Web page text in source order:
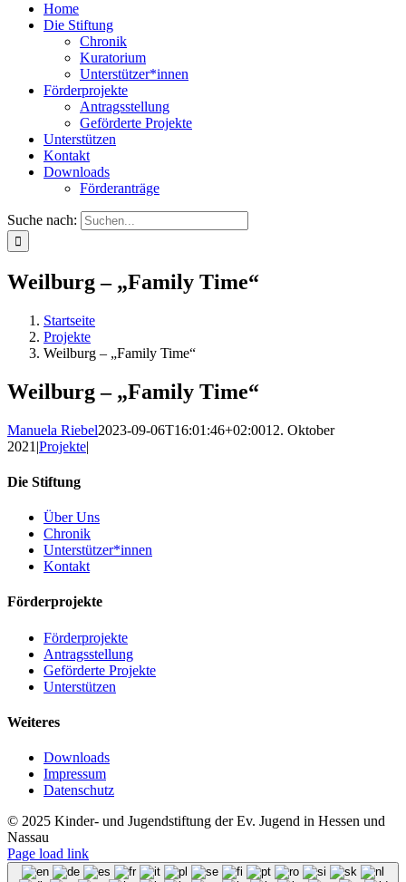
Home
Die Stiftung
Chronik
Kuratorium
Unterstützer*innen
Förderprojekte
Antragsstellung
Geförderte Projekte
Unterstützen
Kontakt
Downloads
Förderanträge
Suche nach:
Weilburg – „Family Time“
Startseite
Projekte
Weilburg – „Family Time“
Weilburg – „Family Time“
Manuela Riebel2023-09-06T16:01:46+02:0012. Oktober
2021 |Projekte|
Die Stiftung
Über Uns
Chronik
Unterstützer*innen
Kontakt
Förderprojekte
Förderprojekte
Antragsstellung
Geförderte Projekte
Unterstützen
Weiteres
Downloads
Impressum
Datenschutz
© 2025 Kinder- und Jugendstiftung der Ev. Jugend in Hessen und
Nassau
Page load link